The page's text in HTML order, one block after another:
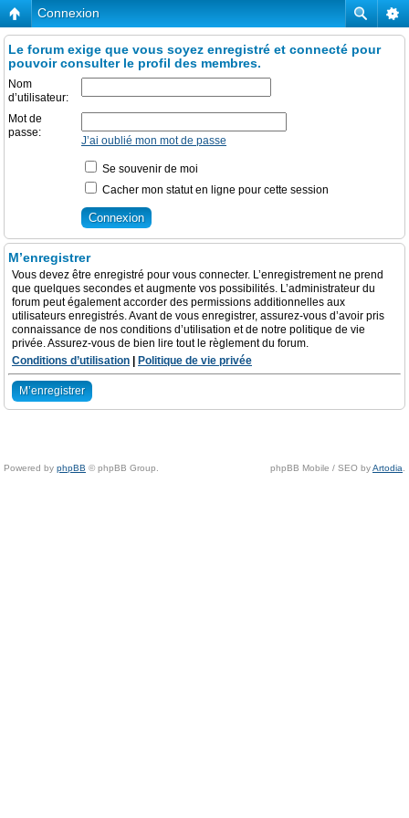
Connexion
Le forum exige que vous soyez enregistré et connecté pour
pouvoir consulter le profil des membres.
Nom
d’utilisateur:
Mot de
passe:
J’ai oublié mon mot de passe
Se souvenir de moi
Cacher mon statut en ligne pour cette session
M’enregistrer
Vous devez être enregistré pour vous connecter. L’enregistrement ne prend
que quelques secondes et augmente vos possibilités. L’administrateur du
forum peut également accorder des permissions additionnelles aux
utilisateurs enregistrés. Avant de vous enregistrer, assurez-vous d’avoir pris
connaissance de nos conditions d’utilisation et de notre politique de vie
privée. Assurez-vous de bien lire tout le règlement du forum.
Conditions d’utilisation
Politique de vie privée
M’enregistrer
Powered by phpBB © phpBB Group. phpBB Mobile / SEO byArtodia